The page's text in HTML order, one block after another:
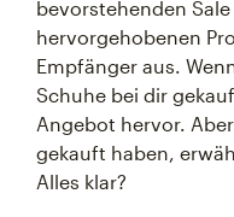
bevorstehenden
hervorgehobenen
Empfänger aus.
Schuhe bei dir
Angebot hervor.
gekauft haben,
Alles klar?